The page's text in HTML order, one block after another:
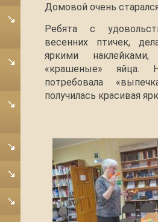
Домовой очень
Ребята с
весенних птичек,
яркими
«крашеные» яйца.
потребовала
получилась красивая